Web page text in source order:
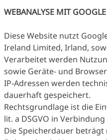
WEBANALYSE MIT
Diese Website nutzt
Ireland Limited, Irland,
Verarbeitet werden
sowie Geräte- und
IP-Adressen werden
dauerhaft gespeichert.
Rechtsgrundlage ist die
lit. a DSGVO in
Die Speicherdauer